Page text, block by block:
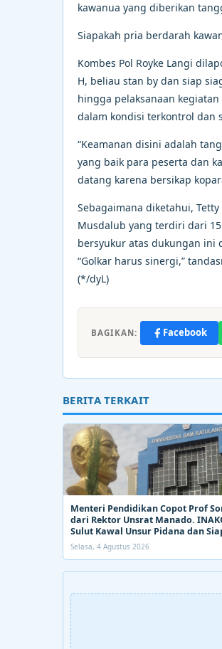
kawanua yang diberikan
Siapakah pria berdarah
Kombes Pol Royke Langi
H, beliau stan by dan siap
hingga pelaksanaan
dalam kondisi terkontrol dan
“Keamanan disini adalah
yang baik para peserta dan
datang karena bersikap
Sebagaimana diketahui,
Musdalub yang terdiri dari
bersyukur atas dukungan ini
“Golkar harus sinergi,”
(*/dyL)
BAGIKAN: Facebook
BERITA TERKAIT
Menteri Pendidikan Copot Prof
dari Rektor Unsrat Manado.
Sulut Kawal Unsur Pidana dan
Bongkar Aroma Busuk di Suksesi
Selasa, 4 Agustus 2026